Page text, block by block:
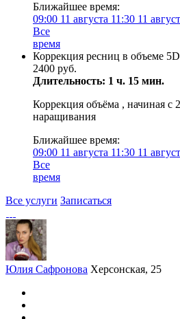
Ближайшее время:
09:00 11 августа 11:30 11
Все
время
Коррекция ресниц в объеме 5D
2400 руб.
Длительность: 1 ч. 15 мин.
Коррекция объёма , начиная с
наращивания
Ближайшее время:
09:00 11 августа 11:30 11
Все
время
Все услуги Записаться
Юлия Сафронова Херсонская, 25